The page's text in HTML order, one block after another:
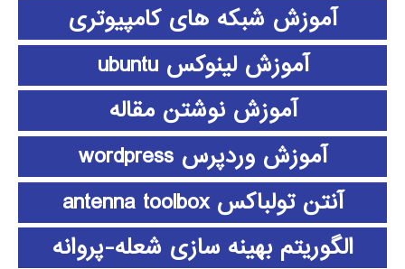
آموزش شبکه های کامپیوتری
آموزش لینوکس ubuntu
آموزش نوشتن مقاله
آموزش وردپرس wordpress
آنتن تولباکس antenna toolbox
الگوریتم بهینه سازی شعله-پروانه